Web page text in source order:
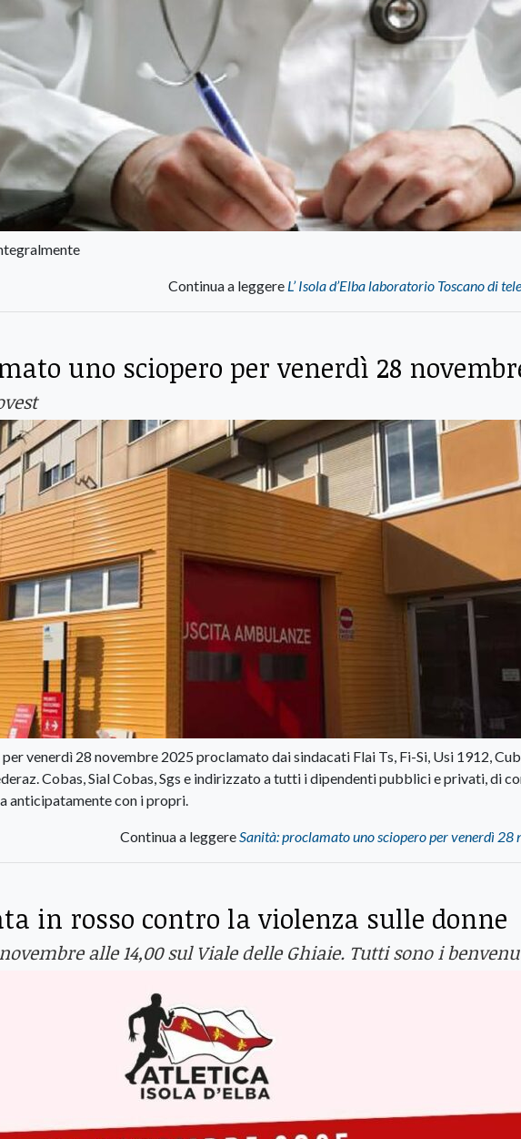
Continua a leggere L’ Isola d’Elba laboratorio Toscano di
uno sciopero per venerdì 28
venerdì 28 novembre 2025 proclamato dai sindacati Flai Ts, Fi-Si, Usi 1912,
Cobas, Sial Cobas, Sgs e indirizzato a tutti i dipendenti pubblici e privati, di
anticipatamente con i propri.
Continua a leggere Sanità: proclamato uno sciopero per venerdì 28
in rosso contro la violenza sulle donne
alle 14,00 sul Viale delle Ghiaie. Tutti sono i